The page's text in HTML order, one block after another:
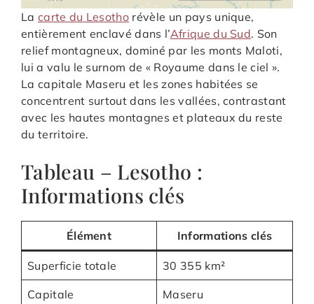
La carte du Lesotho révèle un pays unique,
entièrement enclavé dans l’Afrique du Sud. Son
relief montagneux, dominé par les monts Maloti,
lui a valu le surnom de « Royaume dans le ciel ».
La capitale Maseru et les zones habitées se
concentrent surtout dans les vallées, contrastant
avec les hautes montagnes et plateaux du reste
du territoire.
Tableau – Lesotho :
Informations clés
Élément Informations clés
Superficie totale 30 355 km²
Capitale Maseru